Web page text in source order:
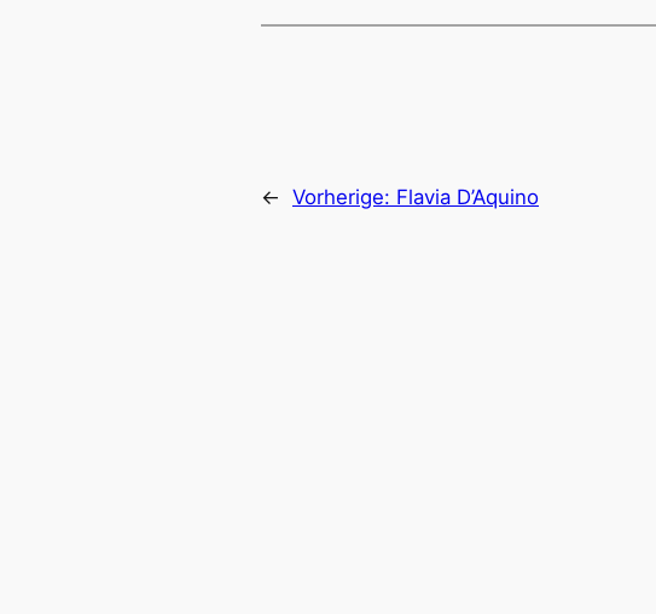
← Vorherige: Flavia D’Aquino